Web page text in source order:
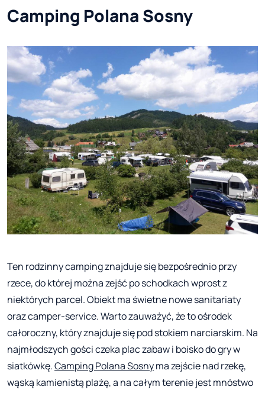
Camping Polana Sosny
Ten rodzinny camping znajduje się bezpośrednio przy
rzece, do której można zejść po schodkach wprost z
niektórych parcel. Obiekt ma świetne nowe sanitariaty
oraz camper-service. Warto zauważyć, że to ośrodek
całoroczny, który znajduje się pod stokiem narciarskim. Na
najmłodszych gości czeka plac zabaw i boisko do gry w
siatkówkę.Camping Polana Sosnyma zejście nad rzekę,
wąską kamienistą plażę, a na całym terenie jest mnóstwo